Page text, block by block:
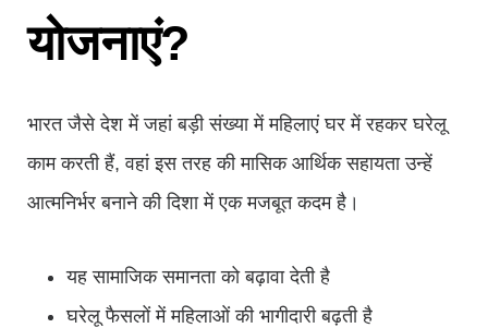
योजनाएं?
भारत जैसे देश में जहां बड़ी संख्या में महिलाएं घर में रहकर घरेलू
काम करती हैं, वहां इस तरह की मासिक आर्थिक सहायता उन्हें
आत्मनिर्भर बनाने की दिशा में एक मजबूत कदम है।
यह सामाजिक समानता को बढ़ावा देती है
घरेलू फैसलों में महिलाओं की भागीदारी बढ़ती है